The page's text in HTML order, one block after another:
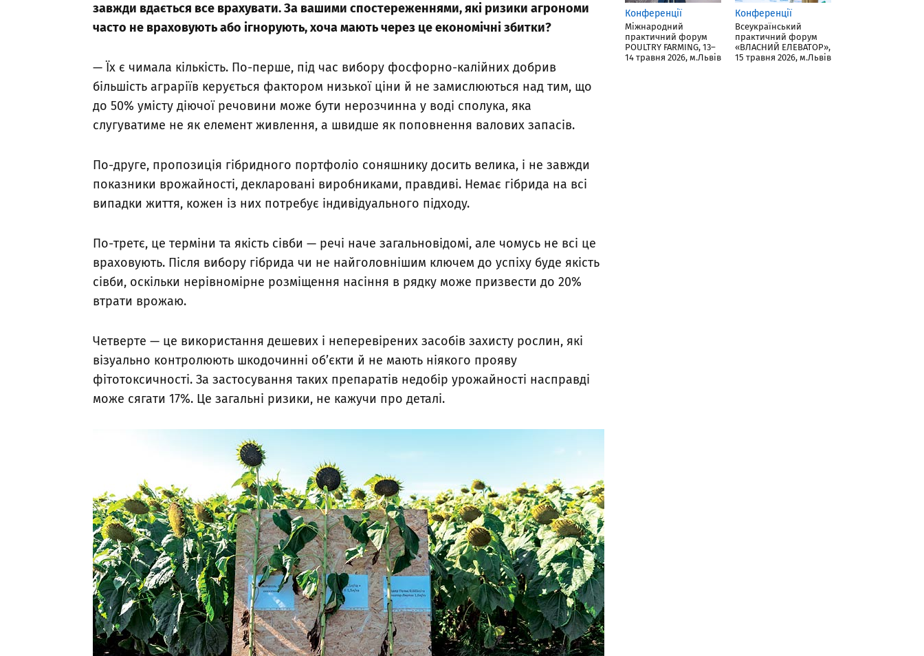
завжди вдається все врахувати. За вашими спостереженнями, які ризики агрономи
часто не враховують або ігнорують, хоча мають через це економічні збитки?
— Їх є чимала кількість. По-перше, під час вибору фосфорно-калійних добрив
більшість аграріїв керується фактором низької ціни й не замислюються над тим, що
до 50% умісту діючої речовини може бути нерозчинна у воді сполука, яка
слугуватиме не як елемент живлення, а швидше як поповнення валових запасів.
По-друге, пропозиція гібридного портфоліо соняшнику досить велика, і не завжди
показники врожайності, декларовані виробниками, правдиві. Немає гібрида на всі
випадки життя, кожен із них потребує індивідуального підходу.
По-третє, це терміни та якість сівби — речі наче загальновідомі, але чомусь не всі це
враховують. Після вибору гібрида чи не найголовнішим ключем до успіху буде якість
сівби, оскільки нерівномірне розміщення насіння в рядку може призвести до 20%
втрати врожаю.
Четверте — це використання дешевих і неперевірених засобів захисту рослин, які
візуально контролюють шкодочинні об’єкти й не мають ніякого прояву
фітотоксичності. За застосування таких препаратів недобір урожайності насправді
може сягати 17%. Це загальні ризики, не кажучи про деталі.
Конференції
Міжнародний
практичний форум
POULTRY FARMING, 13–
14 травня 2026, м.Львів
Конференції
Всеукраїнський
практичний форум
«ВЛАСНИЙ ЕЛЕВАТОР»,
15 травня 2026, м.Львів